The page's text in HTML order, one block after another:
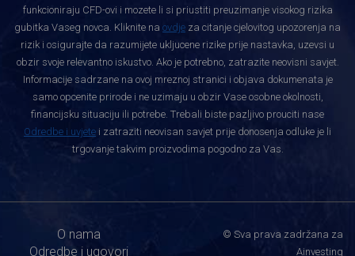
funkcioniraju CFD-ovi i mozete li si priustiti preuzimanje visokog rizika
gubitka Vaseg novca. Kliknite na ovdje za citanje cjelovitog upozorenja na
rizik i osigurajte da razumijete ukljucene rizike prije nastavka, uzevsi u
obzir svoje relevantno iskustvo. Ako je potrebno, zatrazite neovisni savjet.
Informacije sadrzane na ovoj mreznoj stranici i objava dokumenata je
samo opcenite prirode i ne uzimaju u obzir Vase osobne okolnosti,
financijsku situaciju ili potrebe. Trebali biste pazljivo prouciti nase
Odredbe i uvjete i zatraziti neovisan savjet prije donosenja odluke je li
trgovanje takvim proizvodima pogodno za Vas.
O nama
Odredbe i ugovori
© Sva prava zadržana za
Ainvesting